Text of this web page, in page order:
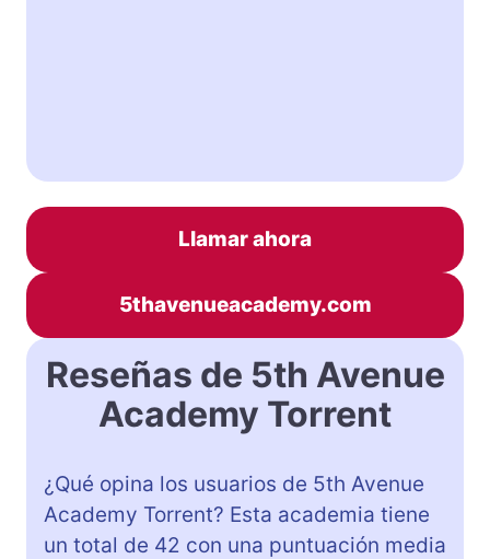
Llamar ahora
5thavenueacademy.com
Reseñas de 5th Avenue
Academy Torrent
¿Qué opina los usuarios de 5th Avenue
Academy Torrent? Esta academia tiene
un total de 42 con una puntuación media